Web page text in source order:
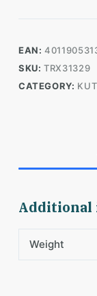
170g
quantity
EAN:
SKU:TRX31329
CATEGORY:
Weight